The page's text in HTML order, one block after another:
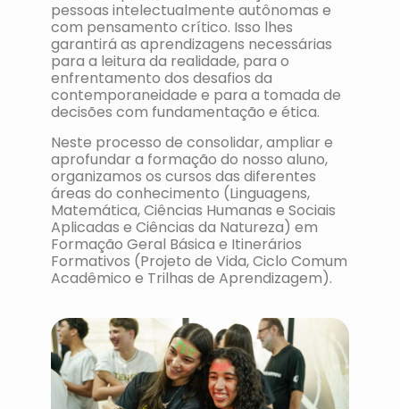
pessoas intelectualmente autônomas e
com pensamento crítico. Isso lhes
garantirá as aprendizagens necessárias
para a leitura da realidade, para o
enfrentamento dos desafios da
contemporaneidade e para a tomada de
decisões com fundamentação e ética.
Neste processo de consolidar, ampliar e
aprofundar a formação do nosso aluno,
organizamos os cursos das diferentes
áreas do conhecimento (Linguagens,
Matemática, Ciências Humanas e Sociais
Aplicadas e Ciências da Natureza) em
Formação Geral Básica e Itinerários
Formativos (Projeto de Vida, Ciclo Comum
Acadêmico e Trilhas de Aprendizagem).